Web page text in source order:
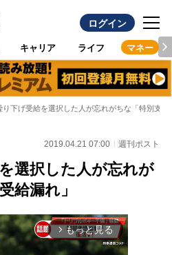
ログイン
キャリア ライフ マネー
り下げ受給を選択した人が忘れがちな「特別支給
2019.04.21 07:00 週刊ポスト
選択した人が忘れが
給漏れ」
arrow_forward_ios もっと見る